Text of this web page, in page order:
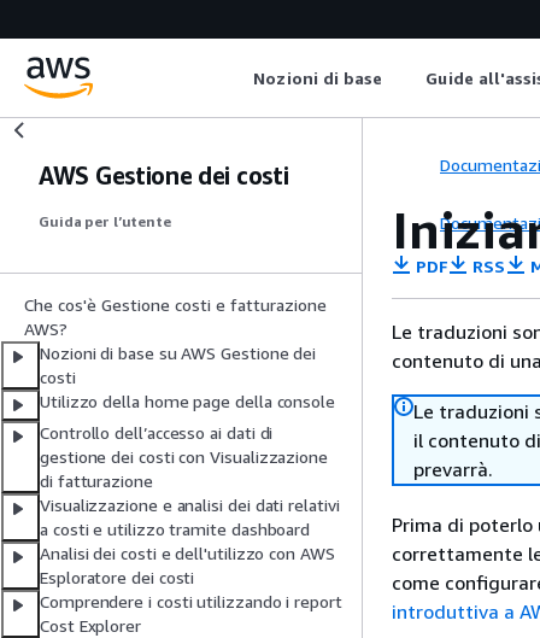
Nozioni di base Guide
AWS Gestione dei costi
Guida per l’utente
Che cos'è Gestione costi e fatturazione
AWS?
Nozioni di base su AWS Gestione dei
costi
Utilizzo della home page della console
Controllo dell’accesso ai dati di
gestione dei costi con Visualizzazione
di fatturazione
Visualizzazione e analisi dei dati relativi
a costi e utilizzo tramite dashboard
Analisi dei costi e dell'utilizzo con AWS
Esploratore dei costi
Comprendere i costi utilizzando i report
Cost Explorer
PDF RSS
Le traduzioni
contenuto di
Le traduzioni
il contenuto
prevarrà.
Prima di poterlo
correttamente
come
introduttiva a